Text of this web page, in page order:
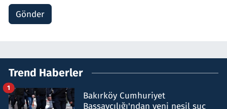
Gönder
Trend Haberler
Bakırköy Cumhuriyet
Başsavcılığı'ndan yeni nesil suç
1